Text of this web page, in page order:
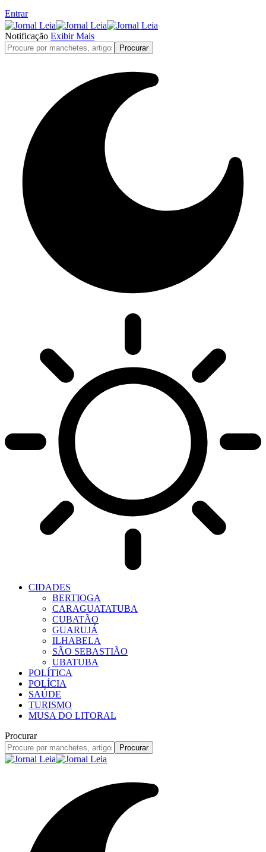
Entrar
Notificação Exibir Mais
CIDADES
BERTIOGA
CARAGUATATUBA
CUBATÃO
GUARUJÁ
ILHABELA
SÃO SEBASTIÃO
UBATUBA
POLÍTICA
POLÍCIA
SAÚDE
TURISMO
MUSA DO LITORAL
Procurar